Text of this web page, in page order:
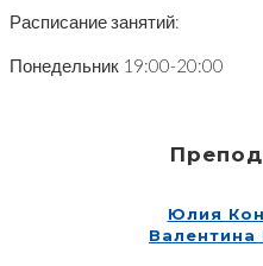
Расписание занятий:
Понедельник 19:00-20:00
Юлия
Валентина